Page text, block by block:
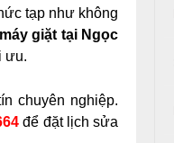
tạp như không
giặt tại Ngọc
ưu.
chuyên nghiệp.
để đặt lịch sửa